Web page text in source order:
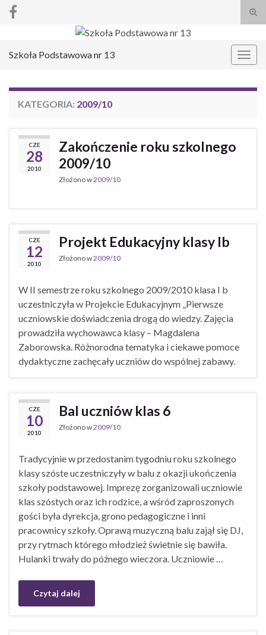
Search for:
Szkoła Podstawowa nr 13
KATEGORIA: 2009/10
CZE
28
2010
Zakończenie roku szkolnego
2009/10
Złożono w2009/10
CZE
12
2010
Projekt Edukacyjny klasy Ib
Złożono w2009/10
W II semestrze roku szkolnego 2009/2010 klasa I b
uczestniczyła w Projekcie Edukacyjnym „Pierwsze
uczniowskie doświadczenia drogą do wiedzy. Zajęcia
prowadziła wychowawca klasy – Magdalena
Zaborowska. Różnorodna tematyka i ciekawe pomoce
dydaktyczne zachęcały uczniów do wspólnej zabawy.
CZE
10
2010
Bal uczniów klas 6
Złożono w2009/10
Tradycyjnie w przedostanim tygodniu roku szkolnego
klasy szóste uczestniczyły w balu z okazji ukończenia
szkoły podstawowej. Imprezę zorganizowali uczniowie
klas szóstych oraz ich rodzice, a wśród zaproszonych
gości była dyrekcja, grono pedagogiczne i inni
pracownicy szkoły. Oprawą muzyczną balu zajął się DJ,
przy rytmach którego młodzież świetnie się bawiła.
Hulanki trwały do późnego wieczora. Uczniowie …
Czytaj dalej